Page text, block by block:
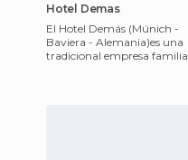
Hotel Demas
El Hotel Demás (Múnich -
Baviera - Alemania)es una
tradicional empresa familiar